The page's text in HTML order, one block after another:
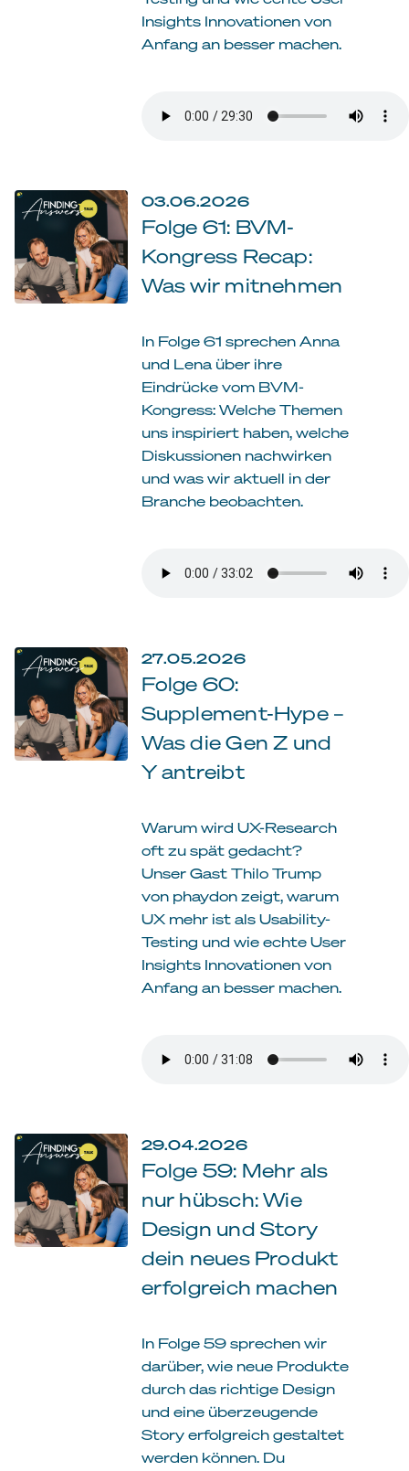
Insights Innovationen von
Anfang an besser machen.
03.06.2026
Folge 61: BVM-
Kongress Recap:
Was wir mitnehmen
In Folge 61 sprechen Anna
und Lena über ihre
Eindrücke vom BVM-
Kongress: Welche Themen
uns inspiriert haben, welche
Diskussionen nachwirken
und was wir aktuell in der
Branche beobachten.
27.05.2026
Folge 60:
Supplement-Hype –
Was die Gen Z und
Y antreibt
Warum wird UX-Research
oft zu spät gedacht?
Unser Gast Thilo Trump
von phaydon zeigt, warum
UX mehr ist als Usability-
Testing und wie echte User
Insights Innovationen von
Anfang an besser machen.
29.04.2026
Folge 59: Mehr als
nur hübsch: Wie
Design und Story
dein neues Produkt
erfolgreich machen
In Folge 59 sprechen wir
darüber, wie neue Produkte
durch das richtige Design
und eine überzeugende
Story erfolgreich gestaltet
werden können. Du